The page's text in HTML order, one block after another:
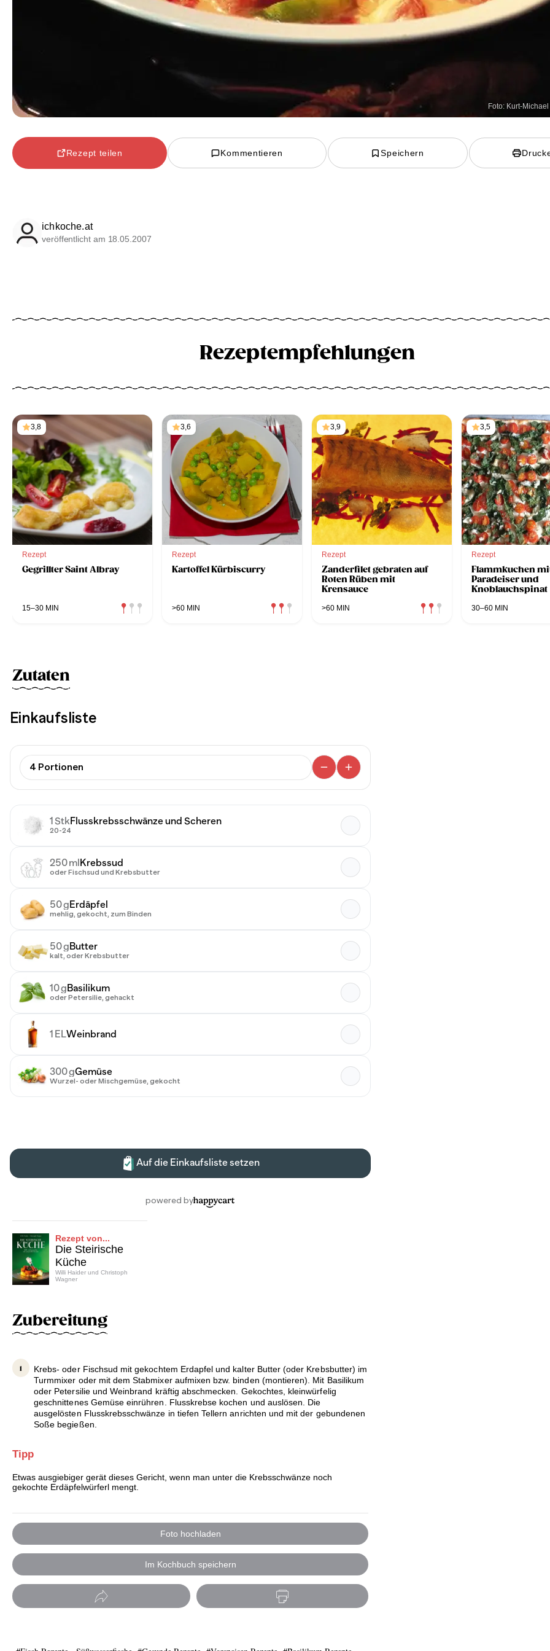
Foto: Kurt-
Rezept teilen Kommentieren Speichern
ichkoche.at
veröffentlicht am 18.05.2007
Rezeptempfehlungen
3,8
Rezept
Gegrillter Saint Albray
15–30 MIN
3,6
Rezept
Kartoffel Kürbiscurry
>60 MIN
3,9
Rezept
Zanderfilet gebraten auf
Roten Rüben mit
Krensauce
>60 MIN
3,5
Rezept
Flammkuchen
Paradeiser und
Knoblauchspinat
30–60 MIN
Zutaten
Rezept von...
Die Steirische
Küche
Willi Haider und Christoph
Wagner
Zubereitung
Krebs- oder Fischsud mit gekochtem Erdapfel und kalter Butter (oder Krebsbutter) im
Turmmixer oder mit dem Stabmixer aufmixen bzw. binden (montieren). Mit Basilikum
oder Petersilie und Weinbrand kräftig abschmecken. Gekochtes, kleinwürfelig
geschnittenes Gemüse einrühren. Flusskrebse kochen und auslösen. Die
ausgelösten Flusskrebsschwänze in tiefen Tellern anrichten und mit der gebundenen
Soße begießen.
Tipp
Etwas ausgiebiger gerät dieses Gericht, wenn man unter die Krebsschwänze noch
gekochte Erdäpfelwürferl mengt.
Foto hochladen
Im Kochbuch speichern